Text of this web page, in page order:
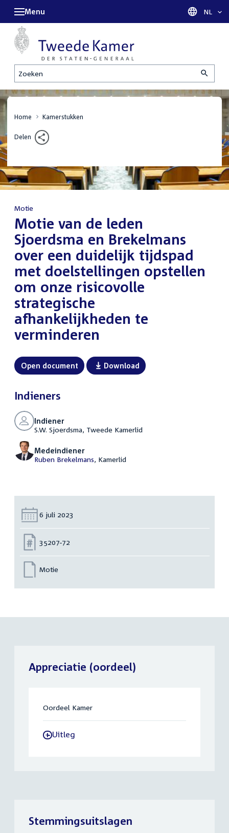
Zoeken
Menu Taal
NL
Home Kamerstukken
Delen
Motie
:Motie van de leden
Sjoerdsma en Brekelmans
over een duidelijk tijdspad
met doelstellingen opstellen
om onze risicovolle
strategische
afhankelijkheden te
verminderen
Open document Download
Indieners
Indiener
S.W. Sjoerdsma, Tweede Kamerlid
Medeindiener
Ruben Brekelmans, Kamerlid
Datum:
6 juli 2023
Nummer:
35207-72
Motie
Appreciatie (oordeel)
Oordeel Kamer
-Uitleg
Stemmingsuitslagen